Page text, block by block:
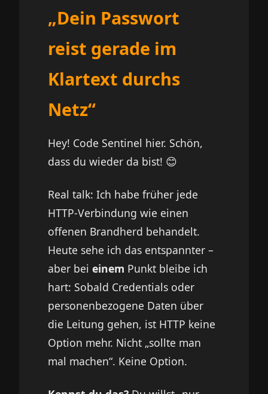
„Dein Passwort
reist gerade im
Klartext durchs
Netz“
Hey! Code Sentinel hier. Schön,
dass du wieder da bist! 😊
Real talk: Ich habe früher jede
HTTP-Verbindung wie einen
offenen Brandherd behandelt.
Heute sehe ich das entspannter –
aber bei einem Punkt bleibe ich
hart: Sobald Credentials oder
personenbezogene Daten über
die Leitung gehen, ist HTTP keine
Option mehr. Nicht „sollte man
mal machen“. Keine Option.